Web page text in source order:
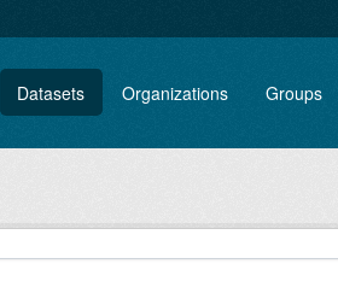
Datasets Organizations Groups